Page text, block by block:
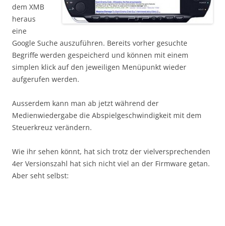
dem XMB
heraus
eine
Google Suche auszuführen. Bereits vorher gesuchte
Begriffe werden gespeicherd und können mit einem
simplen klick auf den jeweiligen Menüpunkt wieder
aufgerufen werden.
Ausserdem kann man ab jetzt während der
Medienwiedergabe die Abspielgeschwindigkeit mit dem
Steuerkreuz verändern.
Wie ihr sehen könnt, hat sich trotz der vielversprechenden
4er Versionszahl hat sich nicht viel an der Firmware getan.
Aber seht selbst: